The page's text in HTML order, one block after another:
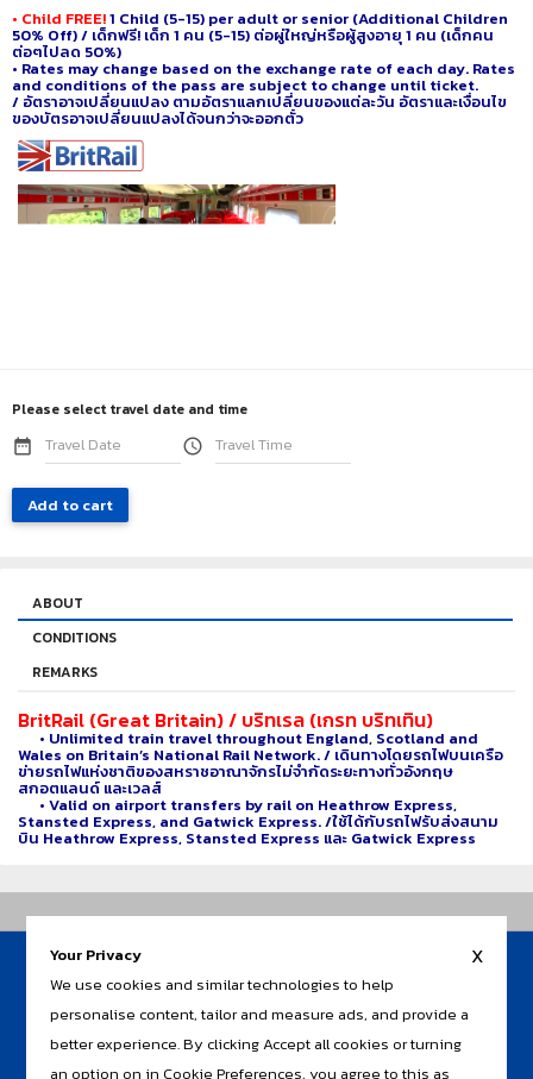
• Child FREE!1 Child (5-15) per adult or senior (Additional Children
50% Off) / เด็กฟรี! เด็ก 1 คน (5-15) ต่อผู่ใหญ่หรือผู้สูงอายุ 1 คน (เด็กคน
ต่อๆไปลด 50%)
• Rates may change based on the exchange rate of each day. Rates
and conditions of the pass are subject to change until ticket.
/ อัตราอาจเปลี่ยนแปลงตามอัตราแลกเปลี่ยนของแต่ละวัน อัตราและเงื่อนไข
ของบัตรอาจเปลี่ยนแปลงได้จนกว่าจะออกตั๋ว
Please select travel date and time
date_range
access_time
Add to cart
ABOUT
CONDITIONS
REMARKS
BritRail (Great Britain) / บริทเรล (เกรท บริทเทิน)
• Unlimited train travel throughout England, Scotland and
Wales on Britain’s National Rail Network. / เดินทางโดยรถไฟบนเครือ
ข่ายรถไฟแห่งชาติของสหราชอาณาจักรไม่จำกัดระยะทางทั่วอังกฤษ
สกอตแลนด์ และเวลส์
• Valid on airport transfers by rail on Heathrow Express,
Stansted Express, and Gatwick Express. /ใช้ได้กับรถไฟรับส่งสนาม
บิน Heathrow Express, Stansted Express และ Gatwick Express
AIR TICKET
AIR+LAND
RAIL
INSURANCE / TRAVEL CARD
x
Your Privacy
We use cookies and similar technologies to help
personalise content, tailor and measure ads, and provide a
better experience. By clicking Accept all cookies or turning
an option on in Cookie Preferences, you agree to this as